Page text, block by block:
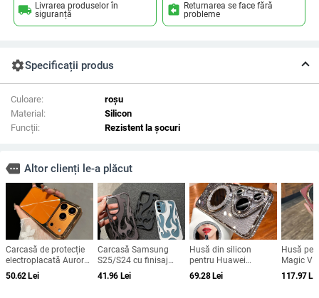
local_shipping Livrarea produselor în
siguranță
assignment_return Returnarea se face fără
probleme
settingsSpecificații produs
Culoare:
roșu
Material:
Silicon
Funcții:
Rezistent la șocuri
more Altor clienți le-a plăcut
Carcasă de protecție
electroplacată Aurora
pentru iPhone 12–17
Pro și Pro Max,
50.62Lei
Carcasă Samsung
S25/S24 cu finisaj
electroplatat în
flacără, design
41.96 Lei
Husă din silicon
pentru Huawei
Pura70/Pura70 Pro cu
cristale, transparentă,
69.28Lei
Husă
Magic
central,
117.97Lei